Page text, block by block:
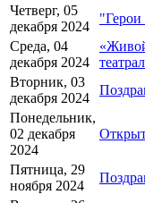
Четверг, 05
декабря 2024
"Герои
Среда, 04
декабря 2024
Вторник, 03
декабря 2024
Понедельник,
02 декабря
2024
Пятница, 29
ноября 2024